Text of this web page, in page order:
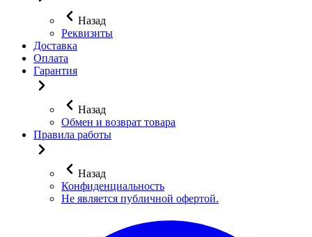
Назад
Реквизиты
Доставка
Оплата
Гарантия
Назад
Обмен и возврат товара
Правила работы
Назад
Конфиденциальность
Не является публичной офертой.